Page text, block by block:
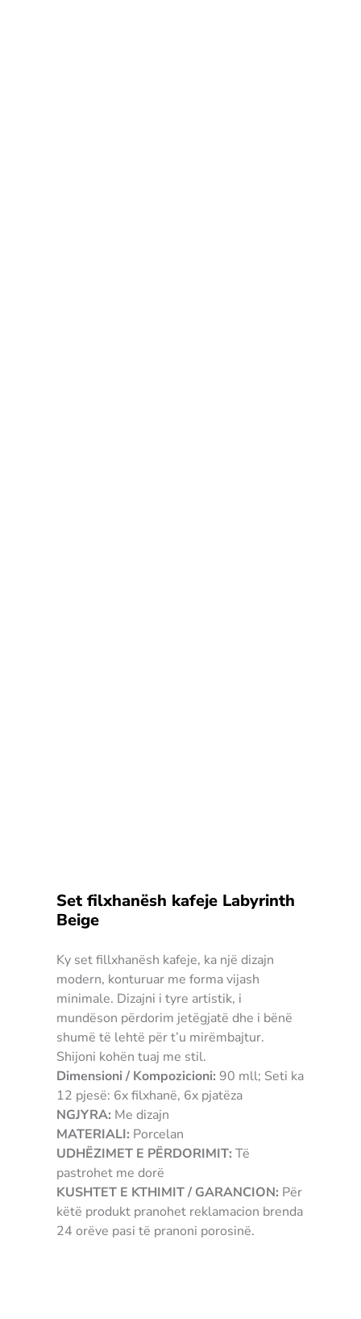
Set filxhanësh kafeje Labyrinth
Beige
Ky set fillxhanësh kafeje, ka një dizajn
modern, konturuar me forma vijash
minimale. Dizajni i tyre artistik, i
mundëson përdorim jetëgjatë dhe i bënë
shumë të lehtë për t’u mirëmbajtur.
Shijoni kohën tuaj me stil.
Dimensioni / Kompozicioni: 90 mll; Seti ka
12 pjesë: 6x filxhanë, 6x pjatëza
NGJYRA: Me dizajn
MATERIALI: Porcelan
UDHËZIMET E PËRDORIMIT: Të
pastrohet me dorë
KUSHTET E KTHIMIT / GARANCION: Për
këtë produkt pranohet reklamacion brenda
24 orëve pasi të pranoni porosinë.